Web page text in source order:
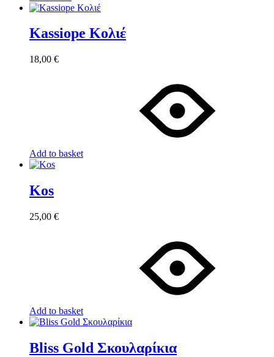
Kassiope Κολιέ
18,00 €
Add to basket
Kos
25,00 €
Add to basket
Bliss Gold Σκουλαρίκια